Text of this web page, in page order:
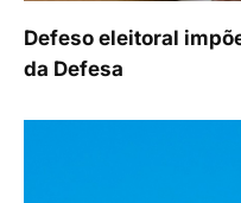
Defeso eleitoral
da Defesa